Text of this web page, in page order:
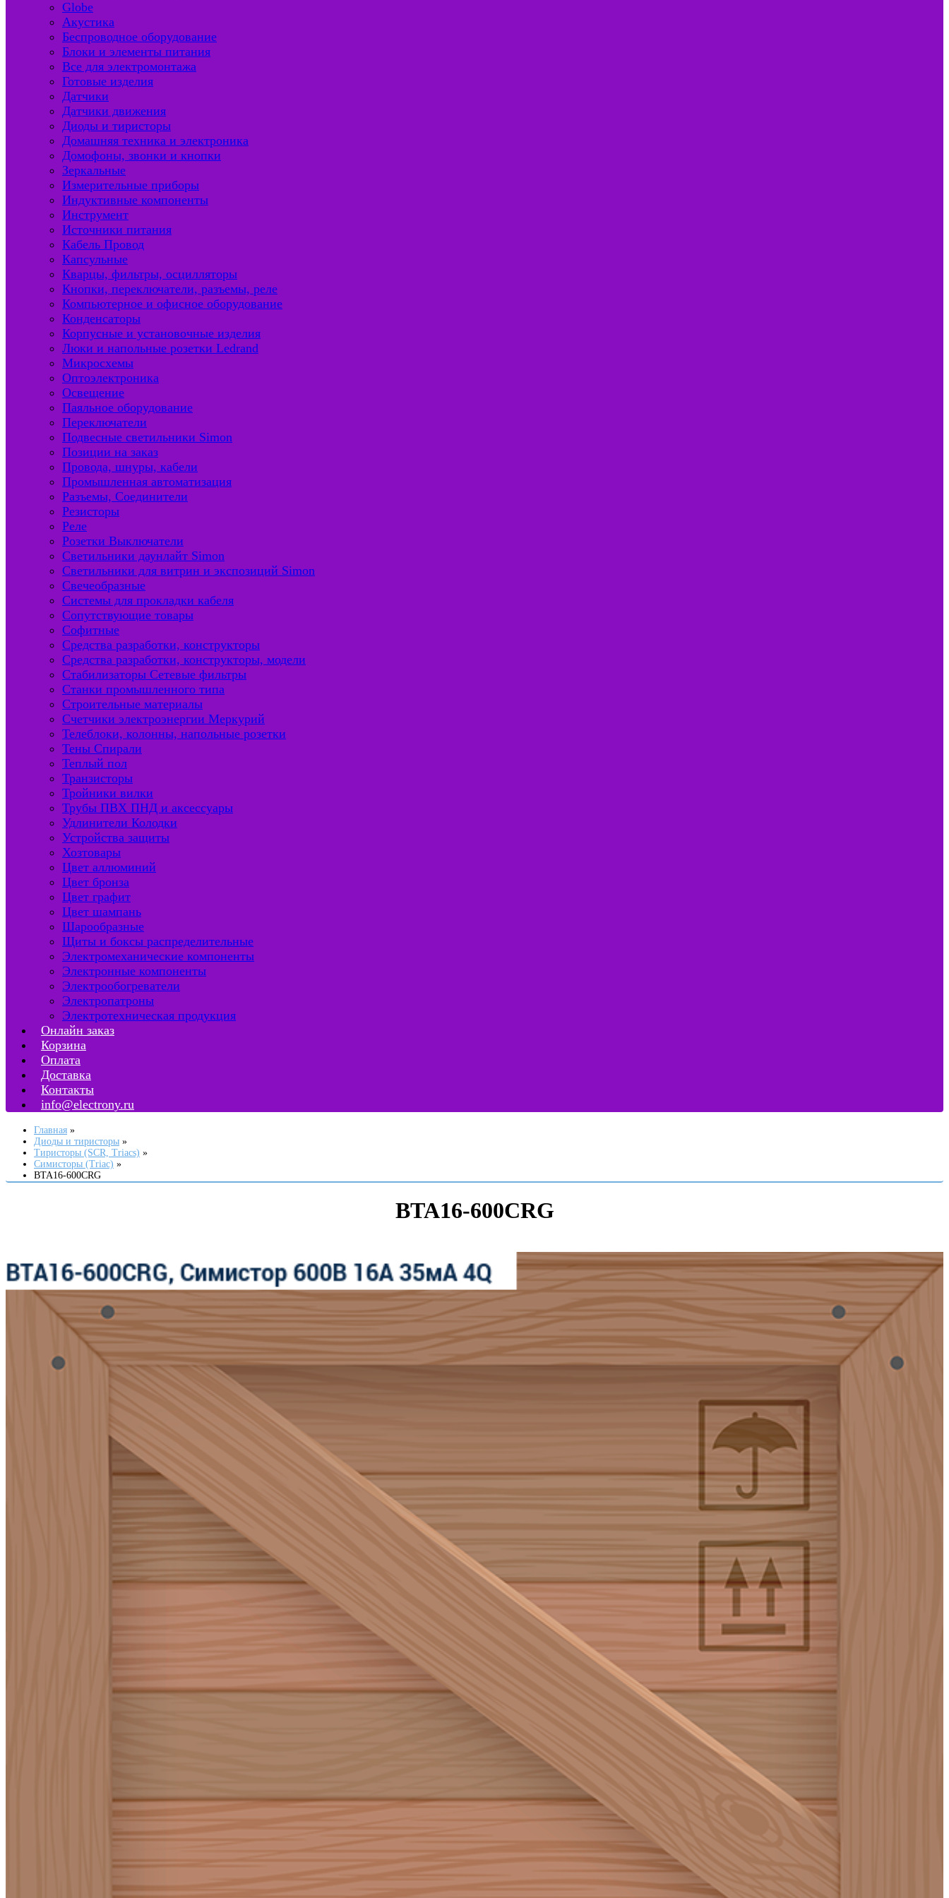
Globe
Акустика
Беспроводное оборудование
Блоки и элементы питания
Все для электромонтажа
Готовые изделия
Датчики
Датчики движения
Диоды и тиристоры
Домашняя техника и электроника
Домофоны, звонки и кнопки
Зеркальные
Измерительные приборы
Индуктивные компоненты
Инструмент
Источники питания
Кабель Провод
Капсульные
Кварцы, фильтры, осцилляторы
Кнопки, переключатели, разъемы, реле
Компьютерное и офисное оборудование
Конденсаторы
Корпусные и установочные изделия
Люки и напольные розетки Ledrand
Микросхемы
Оптоэлектроника
Освещение
Паяльное оборудование
Переключатели
Подвесные светильники Simon
Позиции на заказ
Провода, шнуры, кабели
Промышленная автоматизация
Разъемы, Соединители
Резисторы
Реле
Розетки Выключатели
Светильники даунлайт Simon
Светильники для витрин и экспозиций Simon
Свечеобразные
Системы для прокладки кабеля
Сопутствующие товары
Софитные
Средства разработки, конструкторы
Средства разработки, конструкторы, модели
Стабилизаторы Сетевые фильтры
Станки промышленного типа
Строительные материалы
Счетчики электроэнергии Меркурий
Телеблоки, колонны, напольные розетки
Тены Спирали
Теплый пол
Транзисторы
Тройники вилки
Трубы ПВХ ПНД и аксессуары
Удлинители Колодки
Устройства защиты
Хозтовары
Цвет аллюминий
Цвет бронза
Цвет графит
Цвет шампань
Шарообразные
Щиты и боксы распределительные
Электромеханические компоненты
Электронные компоненты
Электрообогреватели
Электропатроны
Электротехническая продукция
Онлайн заказ
Корзина
Оплата
Доставка
Контакты
info@electrony.ru
Главная
Диоды и тиристоры
Тиристоры (SCR, Triacs)
Симисторы (Triac)
BTA16-600CRG
BTA16-600CRG